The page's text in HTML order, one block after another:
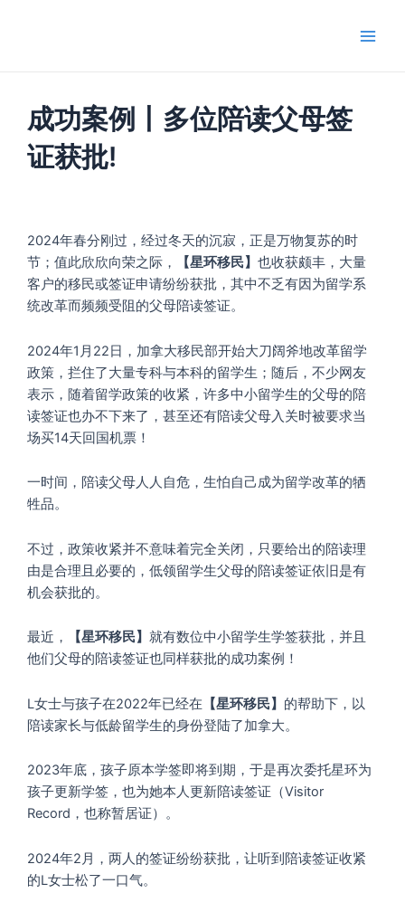
成功案例丨多位陪读父母签
证获批!
2024年春分刚过，经过冬天的沉寂，正是万物复苏的时
节；值此欣欣向荣之际，
【星环移民】 也收获颇丰，大量
客户的移民或签证申请纷纷获批，其中不乏有因为留学系
统改革而频频受阻的父母陪读签证。
2024年1月22日，加拿大移民部开始大刀阔斧地改革留学
政策，拦住了大量专科与本科的留学生；随后，不少网友
表示，随着留学政策的收紧，许多中小留学生的父母的陪
读签证也办不下来了，甚至还有陪读父母入关时被要求当
场买14天回国机票！
一时间，陪读父母人人自危，生怕自己成为留学改革的牺
牲品。
不过，政策收紧并不意味着完全关闭，只要给出的陪读理
由是合理且必要的，低领留学生父母的陪读签证依旧是有
机会获批的。
最近， 【星环移民】 就有数位中小留学生学签获批，并且
他们父母的陪读签证也同样获批的成功案例！
L女士与孩子在2022年已经在 【星环移民】 的帮助下，以
陪读家长与低龄留学生的身份登陆了加拿大。
2023年底，孩子原本学签即将到期，于是再次委托星环为
孩子更新学签，也为她本人更新陪读签证（Visitor
Record，也称暂居证）。
2024年2月，两人的签证纷纷获批，让听到陪读签证收紧
的L女士松了一口气。